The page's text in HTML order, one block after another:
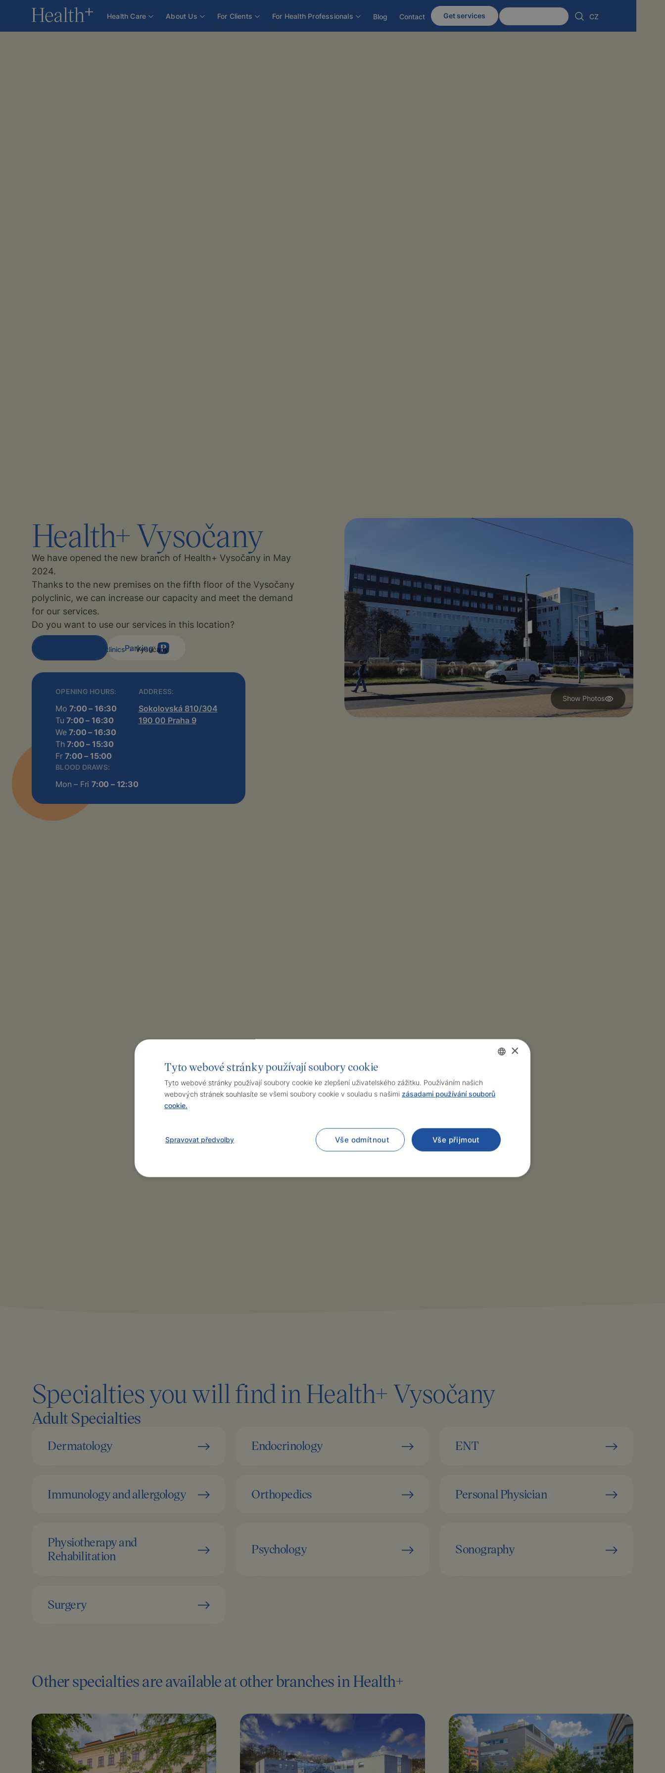
Health Care About Us For Clients For Health Professionals Blog Contact Get services CZ
Health+ Vysočany
We have opened the new branch of Health+ Vysočany in May
2024.
Thanks to the new premises on the fifth floor of the Vysočany
polyclinic, we can increase our capacity and meet the demand
for our services.
Do you want to use our services in this location?
Parking
OPENING HOURS:
Mo7:00 – 16:30
Tu7:00 – 16:30
We7:00 – 16:30
Th7:00 – 15:30
Fr7:00 – 15:00
BLOOD DRAWS:
Mon – Fri 7:00 – 12:30
ADDRESS:
Sokolovská 810/304
190 00 Praha 9
Show Photos
Polyclinics Vysočany
Specialties you will find in Health+ Vysočany
Adult Specialties
Dermatology Endocrinology ENT
Immunology and allergology Orthopedics Personal Physician
Physiotherapy and
Rehabilitation
Psychology Sonography
Surgery
Other specialties are available at other branches in Health+
English
×
Tyto webové stránky používají soubory cookie
Tyto webové stránky používají soubory cookie ke zlepšení uživatelského zážitku. Používáním našich
webových stránek souhlasíte se všemi soubory cookie v souladu s našimi zásadami používání souborů
cookie.
Vše přijmout
Vše odmítnout
Spravovat předvolby